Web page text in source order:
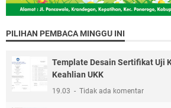
PILIHAN PEMBACA MINGGU INI
Template Desain Sertifikat Uji
Keahlian UKK
19.03 Tidak ada komentar